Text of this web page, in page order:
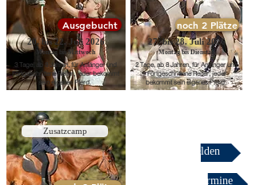
3 Tage, ab 8 Jahren, für Anfänger und
Fortgeschrittene Reiter, jeder bekommt
sein eigenes Pferd.
20. bis 22. Juli 2026
Montag bis Mittwoch
Ausgebucht
27. bis 28. Juli 2026
Montag bis Dienstag
2 Tage, ab 8 Jahren, für Anfänger und
Fortgeschrittene Reiter, jeder
bekommt sein eigenes Pferd.
noch 2 Plätze
Zusatzcamp
Jetzt Anmelden
Zurück zu Termine